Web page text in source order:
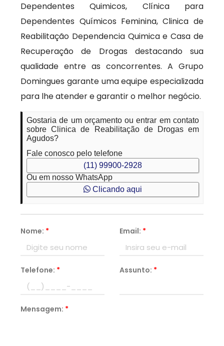
Dependentes Quimicos, Clínica para
Dependentes Químicos Feminina, Clinica de
Reabilitação Dependencia Quimica e Casa de
Recuperação de Drogas destacando sua
qualidade entre as concorrentes. A Grupo
Domingues garante uma equipe especializada
para lhe atender e garantir o melhor negócio.
Gostaria de um orçamento ou entrar em contato
sobre Clinica de Reabilitação de Drogas em
Agudos?
Fale conosco pelo telefone
(11) 99900-2928
Ou em nosso WhatsApp
Clicando aqui
Nome: * Email: *
Telefone: * Assunto: *
Mensagem: *